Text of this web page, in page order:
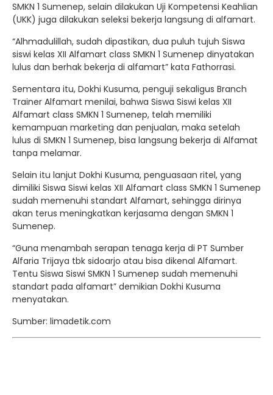
SMKN 1 Sumenep, selain dilakukan Uji Kompetensi Keahlian
(UKK) juga dilakukan seleksi bekerja langsung di alfamart.
“Alhmadulillah, sudah dipastikan, dua puluh tujuh Siswa
siswi kelas XII Alfamart class SMKN 1 Sumenep dinyatakan
lulus dan berhak bekerja di alfamart” kata Fathorrasi.
Sementara itu, Dokhi Kusuma, penguji sekaligus Branch
Trainer Alfamart menilai, bahwa Siswa Siswi kelas XII
Alfamart class SMKN 1 Sumenep, telah memiliki
kemampuan marketing dan penjualan, maka setelah
lulus di SMKN 1 Sumenep, bisa langsung bekerja di Alfamat
tanpa melamar.
Selain itu lanjut Dokhi Kusuma, penguasaan ritel, yang
dimiliki Siswa Siswi kelas XII Alfamart class SMKN 1 Sumenep
sudah memenuhi standart Alfamart, sehingga dirinya
akan terus meningkatkan kerjasama dengan SMKN 1
Sumenep.
“Guna menambah serapan tenaga kerja di PT Sumber
Alfaria Trijaya tbk sidoarjo atau bisa dikenal Alfamart.
Tentu Siswa Siswi SMKN 1 Sumenep sudah memenuhi
standart pada alfamart” demikian Dokhi Kusuma
menyatakan.
Sumber: limadetik.com